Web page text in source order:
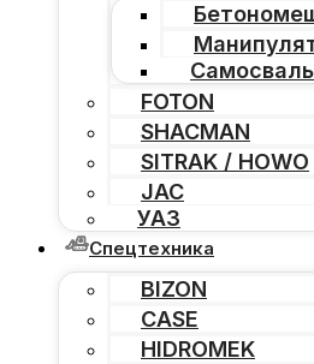
FOTON
SHACMAN
SITRAK / HOWO
JAC
УАЗ
Спецтехника
BIZON
CASE
HIDROMEK